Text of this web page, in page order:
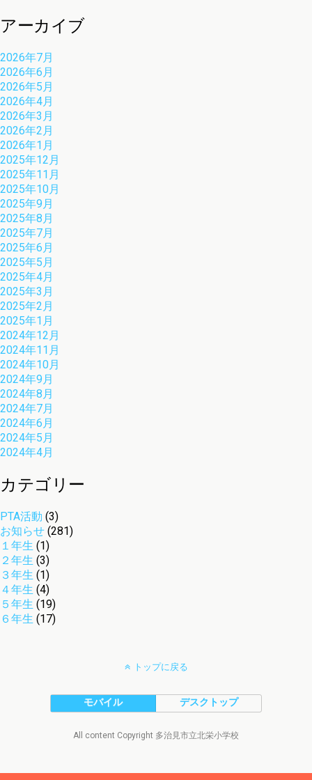
アーカイブ
2026年7月
2026年6月
2026年5月
2026年4月
2026年3月
2026年2月
2026年1月
2025年12月
2025年11月
2025年10月
2025年9月
2025年8月
2025年7月
2025年6月
2025年5月
2025年4月
2025年3月
2025年2月
2025年1月
2024年12月
2024年11月
2024年10月
2024年9月
2024年8月
2024年7月
2024年6月
2024年5月
2024年4月
カテゴリー
PTA活動 (3)
お知らせ (281)
１年生 (1)
２年生 (3)
３年生 (1)
４年生 (4)
５年生 (19)
６年生 (17)
トップに戻る
モバイル デスクトップ
All content Copyright 多治見市立北栄小学校